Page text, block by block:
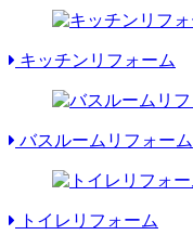
キッチンリフォーム
バスルームリフォーム
トイレリフォーム